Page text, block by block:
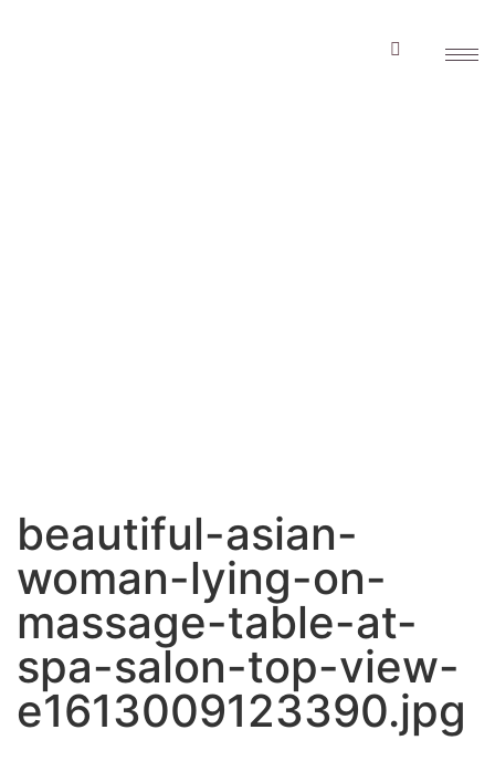
beautiful-asian-
woman-lying-on-
massage-table-at-
spa-salon-top-view-
e1613009123390.jpg